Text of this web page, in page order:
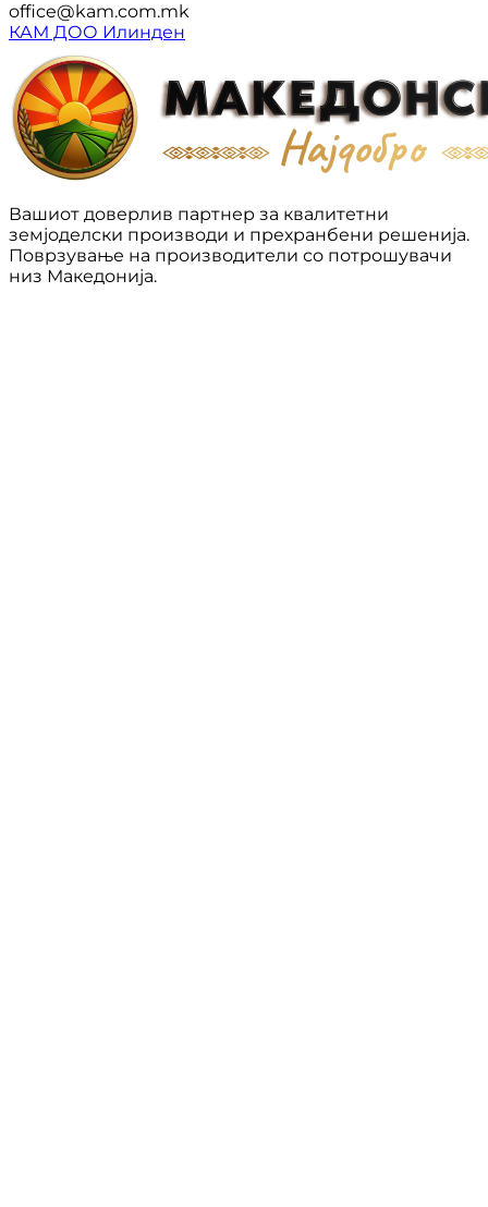
office@kam.com.mk
КАМ ДОО Илинден
Вашиот доверлив партнер за квалитетни
земјоделски производи и прехранбени решенија.
Поврзување на производители со потрошувачи
низ Македонија.